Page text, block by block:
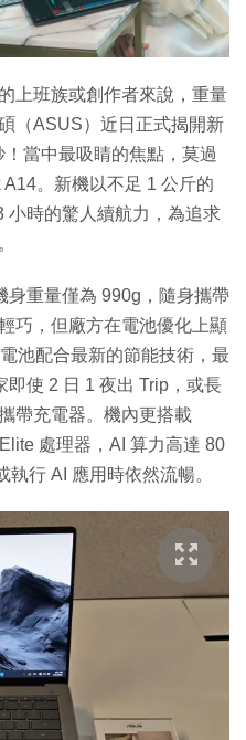
上班族或創作者來說，重量
（ASUS）近日正式揭開新
當中最吸睛的焦點，莫過
。新機以不足 1 公斤的
小時的驚人續航力，為追求
重量僅為 990g，隨身攜帶
巧，但廠方在電池優化上顯
池配合最新的節能技術，最
使 2 日 1 夜出 Trip，或長
帶充電器。機內更搭載
處理器，AI 算力高達 80
行 AI 應用時依然流暢。